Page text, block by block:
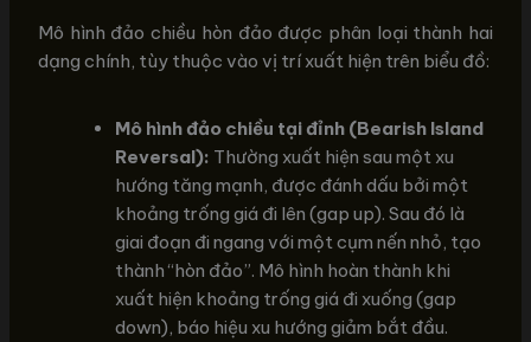
Mô hình đảo chiều hòn đảo được phân loại thành hai
dạng chính, tùy thuộc vào vị trí xuất hiện trên biểu đồ:
Mô hình đảo chiều tại đỉnh (Bearish Island
Reversal): Thường xuất hiện sau một xu
hướng tăng mạnh, được đánh dấu bởi một
khoảng trống giá đi lên (gap up). Sau đó là
giai đoạn đi ngang với một cụm nến nhỏ, tạo
thành “hòn đảo”. Mô hình hoàn thành khi
xuất hiện khoảng trống giá đi xuống (gap
down), báo hiệu xu hướng giảm bắt đầu.